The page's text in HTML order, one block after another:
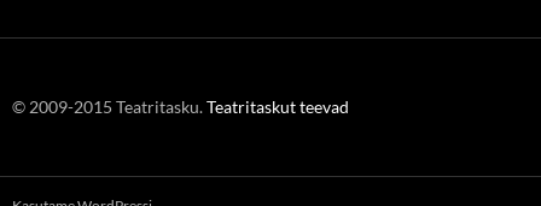
© 2009-2015 Teatritasku.Teatritaskut teevad